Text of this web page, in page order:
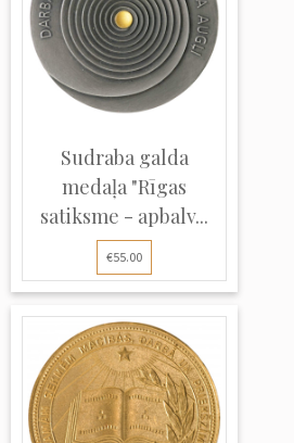
Sudraba galda
medaļa "Rīgas
satiksme - apbalv...
€55.00